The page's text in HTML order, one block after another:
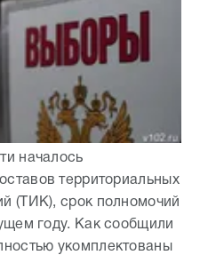
началось
территориальных
(ТИК), срок полномочий
году. Как сообщили
укомплектованы